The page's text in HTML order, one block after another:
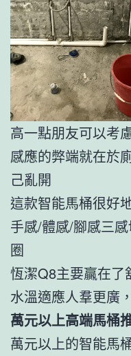
高一點朋友可以考
感應的弊端就在於
己亂開
這款智能馬桶很好
手感/體感/腳感三
圈
恆潔Q8主要贏在了
水溫適應人羣更廣
萬元以上高端馬桶
萬元以上的智能馬